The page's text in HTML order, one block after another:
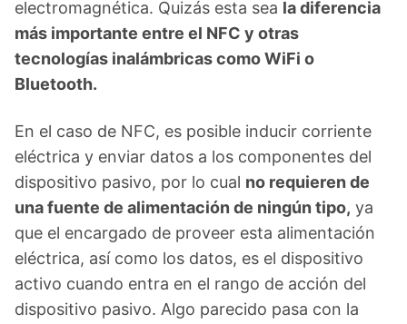
electromagnética. Quizás esta sea la diferencia
más importante entre el NFC y otras
tecnologías inalámbricas como WiFi o
Bluetooth.
En el caso de NFC, es posible inducir corriente
eléctrica y enviar datos a los componentes del
dispositivo pasivo, por lo cual no requieren de
una fuente de alimentación de ningún tipo, ya
que el encargado de proveer esta alimentación
eléctrica, así como los datos, es el dispositivo
activo cuando entra en el rango de acción del
dispositivo pasivo. Algo parecido pasa con la